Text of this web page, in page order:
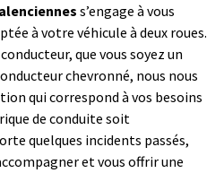
s’engage à vous
à votre véhicule à deux roues.
que vous soyez un
chevronné, nous nous
qui correspond à vos besoins
de conduite soit
quelques incidents passés,
et vous offrir une